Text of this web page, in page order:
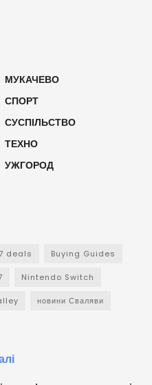
МУКАЧЕВО
СПОРТ
СУСПІЛЬСТВО
ТЕХНО
УЖГОРОД
deals Buying Guides
Nintendo Switch
новини Сваляви